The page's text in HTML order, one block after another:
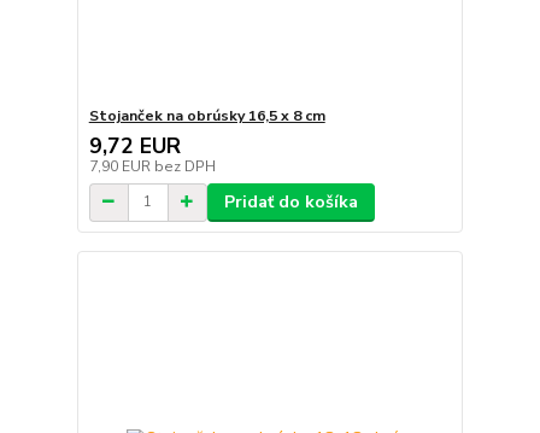
Stojanček na obrúsky 16,5 x 8 cm
9,72 EUR
7,90 EUR bez DPH
Pridať do košíka